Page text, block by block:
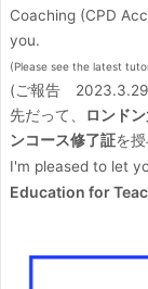
Coaching (CPD
you.
(Please see the latest
(ご報告
先だって、
ロンド
ンコース修了証を授
I'm pleased to let
Education for